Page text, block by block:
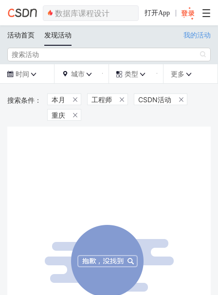
打开App
活动首页 发现活动 我的活动

 时间   城市   类型  更多 
本月  工程师  CSDN活动 
重庆 